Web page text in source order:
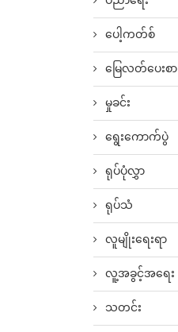
ပေါ့ကတ်စ်
မြေလတ်ပေးစာ
မှုခင်း
ရွေးကောက်ပွဲ
ရုပ်ပုံလွှာ
ရုပ်သံ
လူမျိုးရေးရာ
လူ့အခွင့်အရေး
သတင်း